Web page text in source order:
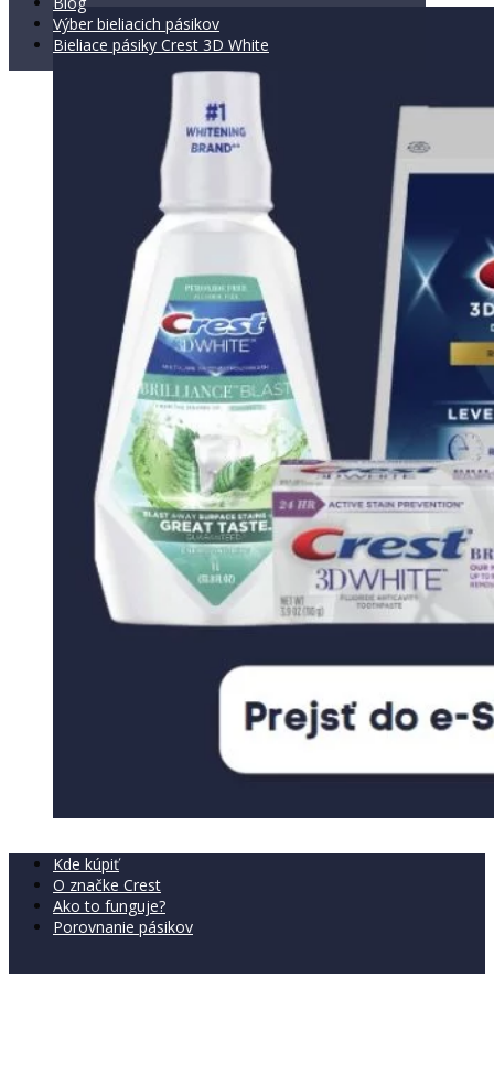
Výber bieliacich pásikov
Bieliace pásiky Crest 3D White
Kde kúpiť
O značke Crest
Ako to funguje?
Porovnanie pásikov